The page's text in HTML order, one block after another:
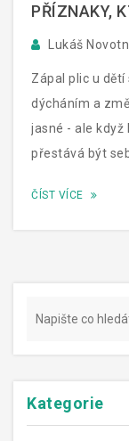
PŘÍZNAKY,
Lukáš
Zápal plic u
dýcháním a
jasné - ale když
přestává být
ČÍST VÍCE
Kategorie